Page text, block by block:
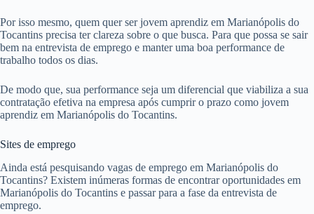
Por isso mesmo, quem quer ser jovem aprendiz em Marianópolis do
Tocantins precisa ter clareza sobre o que busca. Para que possa se sair
bem na entrevista de emprego e manter uma boa performance de
trabalho todos os dias.
De modo que, sua performance seja um diferencial que viabiliza a sua
contratação efetiva na empresa após cumprir o prazo como jovem
aprendiz em Marianópolis do Tocantins.
Sites de emprego
Ainda está pesquisando vagas de emprego em Marianópolis do
Tocantins? Existem inúmeras formas de encontrar oportunidades em
Marianópolis do Tocantins e passar para a fase da entrevista de
emprego.